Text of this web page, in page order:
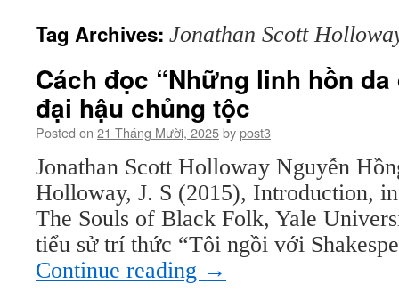
Tag Archives: Jonathan Scott
Cách đọc “Những linh hồn
đại hậu chủng tộc
Posted on 21 Tháng Mười, 2025bypost3
Jonathan Scott Holloway Nguyễn
Holloway, J. S (2015), Introduction,
The Souls of Black Folk, Yale
tiểu sử trí thức “Tôi ngồi với
Continue reading →